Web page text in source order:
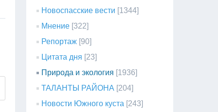
Новоспасские вести [1344]
Мнение [322]
Репортаж [90]
Цитата дня [23]
Природа и экология [1936]
ТАЛАНТЫ РАЙОНА [204]
Новости Южного куста [243]